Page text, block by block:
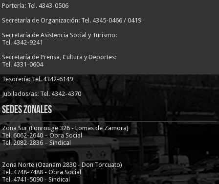
Portería: Tel. 4343-0506
Secretaría de Organización: Tel. 4345-0466 / 0419
Secretaría de Asistencia Social y Turismo:
Tel. 4342-9241
Secretaría de Prensa, Cultura y Deportes:
Tel. 4331-0604
Tesorería: Tel. 4342-6149
Jubilados/as: Tel. 4342-4370
Sedes Zonales
Zona Sur (Fonrouge 326 - Lomas de Zamora)
Tel. 6062-2640 – Obra Social
Tel. 2082-2836 – Sindical
Zona Norte (Ozanam 2830 - Don Torcuato)
Tel. 4748-7488 - Obra Social
Tel. 4741-5090 - Sindical